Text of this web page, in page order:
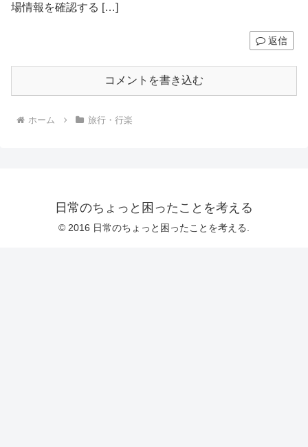
場情報を確認する […]
返信
コメントを書き込む
ホーム 旅行・行楽
日常のちょっと困ったことを考える
© 2016 日常のちょっと困ったことを考える.